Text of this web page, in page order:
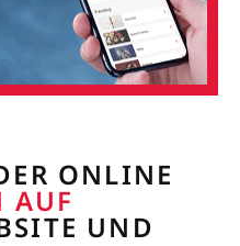
ONLINE
AUF
UND